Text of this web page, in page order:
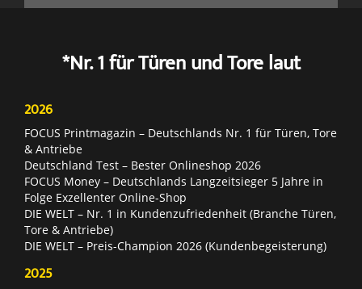
*Nr. 1 für Türen und Tore laut
2026
FOCUS Printmagazin – Deutschlands Nr. 1 für Türen, Tore
& Antriebe
Deutschland Test – Bester Onlineshop 2026
FOCUS Money – Deutschlands Langzeitsieger 5 Jahre in
Folge Exzellenter Online-Shop
DIE WELT – Nr. 1 in Kundenzufriedenheit (Branche Türen,
Tore & Antriebe)
DIE WELT – Preis-Champion 2026 (Kundenbegeisterung)
2025